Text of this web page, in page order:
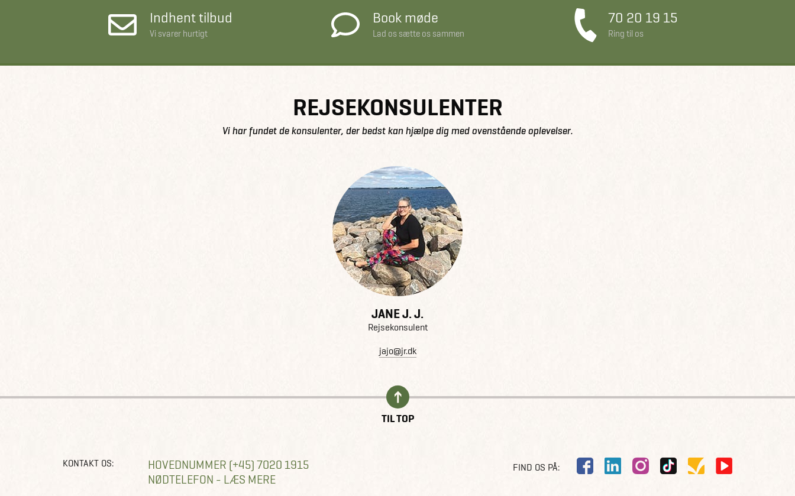
Indhent tilbud
Vi svarer hurtigt
Book møde
Lad os sætte os sammen
70 20 19 15
Ring til os
REJSEKONSULENTER
Vi har fundet de konsulenter, der bedst kan hjælpe dig med ovenstående oplevelser.
JANE J. J.
Rejsekonsulent
jajo@jr.dk
TIL TOP
KONTAKT OS:
HOVEDNUMMER (+45) 7020 1915
NØDTELEFON - LÆS MERE
FIND OS PÅ: